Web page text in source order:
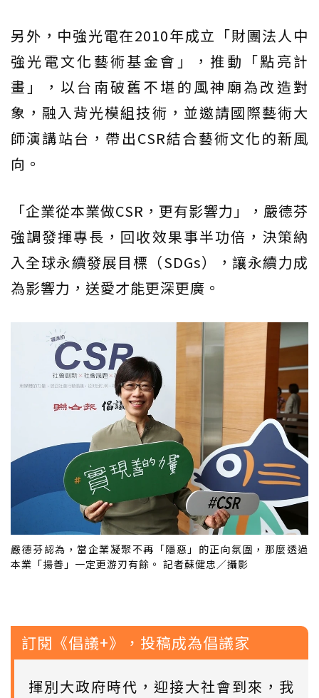
另外，中強光電在2010年成立「財團法人中
強光電文化藝術基金會」，推動「點亮計
畫」，以台南破舊不堪的風神廟為改造對
象，融入背光模組技術，並邀請國際藝術大
師演講站台，帶出CSR結合藝術文化的新風
向。
「企業從本業做CSR，更有影響力」，嚴德芬
強調發揮專長，回收效果事半功倍，決策納
入全球永續發展目標（SDGs），讓永續力成
為影響力，送愛才能更深更廣。
嚴德芬認為，當企業凝聚不再「隱惡」的正向氛圍，那麼透過
本業「揚善」一定更游刃有餘。 記者蘇健忠／攝影
訂閱《倡議+》，投稿成為倡議家
揮別大政府時代，迎接大社會到來，我